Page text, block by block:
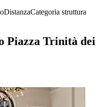
DistanzaCategoria struttura
Piazza Trinità dei